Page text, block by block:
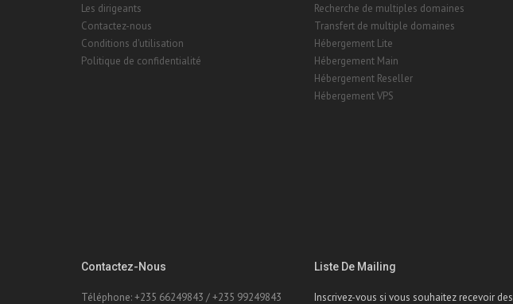
Les dirigeants
Contactez-nous
Conditions d'utilisation
Politique de confidentialité
Recherche de multiples domaines
Transfert de multiple domaines
Hébergement Lite
Hébergement Main
Hébergement Reseller
Hébergement VPS
Contactez-Nous
Téléphone: +235 66249843 / +235 99249843
Liste De Mailing
Inscrivez-vous si vous souhaitez recevoir des